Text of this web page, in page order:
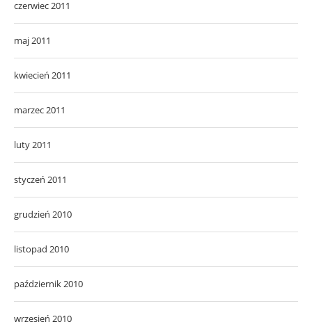
czerwiec 2011
maj 2011
kwiecień 2011
marzec 2011
luty 2011
styczeń 2011
grudzień 2010
listopad 2010
październik 2010
wrzesień 2010